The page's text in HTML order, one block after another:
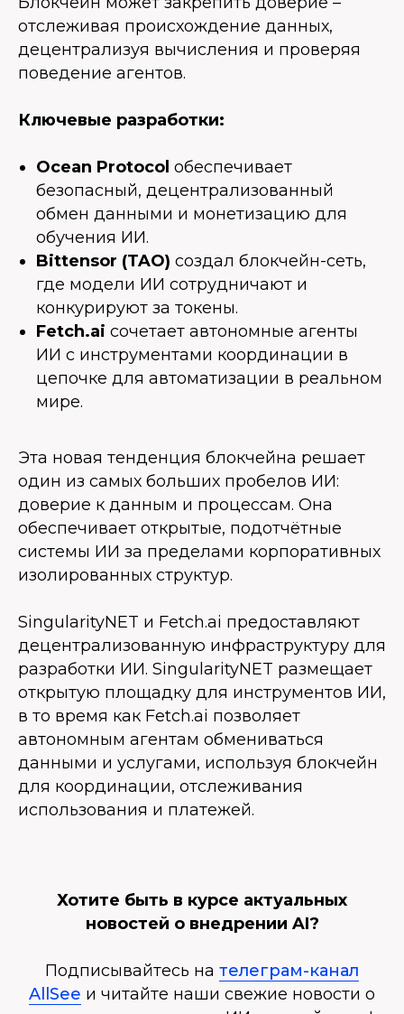
отслеживая происхождение данных,
децентрализуя вычисления и проверяя
поведение агентов.
Ключевые разработки:
Ocean Protocol обеспечивает
безопасный, децентрализованный
обмен данными и монетизацию для
обучения ИИ.
Bittensor (TAO) создал блокчейн-сеть,
где модели ИИ сотрудничают и
конкурируют за токены.
Fetch.ai сочетает автономные агенты
ИИ с инструментами координации в
цепочке для автоматизации в реальном
мире.
Эта новая тенденция блокчейна решает
один из самых больших пробелов ИИ:
доверие к данным и процессам. Она
обеспечивает открытые, подотчётные
системы ИИ за пределами корпоративных
изолированных структур.
SingularityNET и Fetch.ai предоставляют
децентрализованную инфраструктуру для
разработки ИИ. SingularityNET размещает
открытую площадку для инструментов ИИ,
в то время как Fetch.ai позволяет
автономным агентам обмениваться
данными и услугами, используя блокчейн
для координации, отслеживания
использования и платежей.
Хотите быть в курсе актуальных
новостей о внедрении AI?
Подписывайтесь на телеграм-канал
AllSee и читайте наши свежие новости о